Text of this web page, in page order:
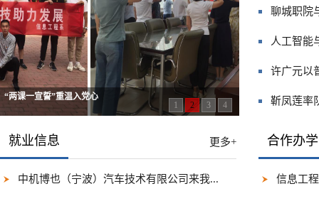
“两课一宣誓”重温入党心
1
2 3 4
聊城职院
人工智能
许广元以
靳凤莲率
更多+
就业信息
中机博也（宁波）汽车技术有限公司来我...
合作办学
信息工